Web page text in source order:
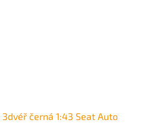
3dvéř černá 1:43 Seat Auto